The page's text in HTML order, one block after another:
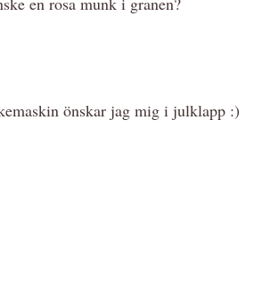
önskar jag mig i julklapp :)